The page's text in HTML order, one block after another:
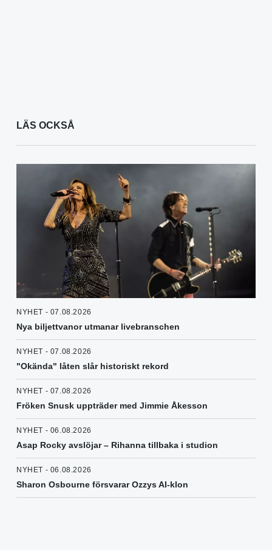
LÄS OCKSÅ
NYHET - 07.08.2026
Nya biljettvanor utmanar livebranschen
NYHET - 07.08.2026
"Okända" låten slår historiskt rekord
NYHET - 07.08.2026
Fröken Snusk uppträder med Jimmie Åkesson
NYHET - 06.08.2026
Asap Rocky avslöjar – Rihanna tillbaka i studion
NYHET - 06.08.2026
Sharon Osbourne försvarar Ozzys AI-klon